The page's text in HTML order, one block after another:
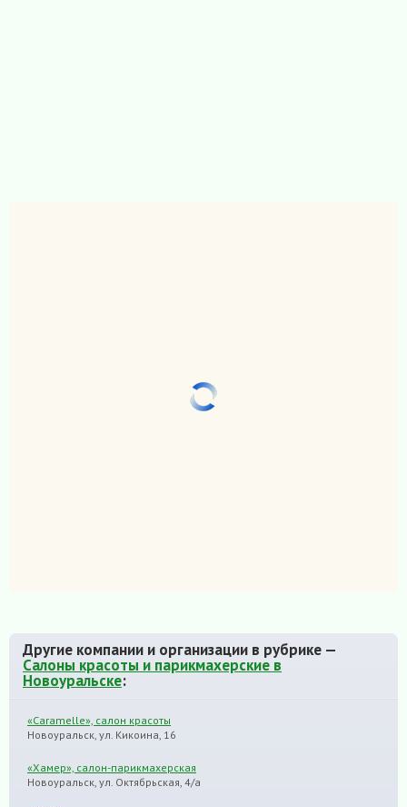
Другие компании и организации в рубрике —
Салоны красоты и парикмахерские в
Новоуральске:
«Caramelle», салон красоты
Новоуральск, ул. Кикоина, 16
«Хамер», салон-парикмахерская
Новоуральск, ул. Октябрьская, 4/а